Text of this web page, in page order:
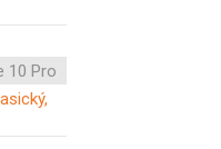
10 Pro